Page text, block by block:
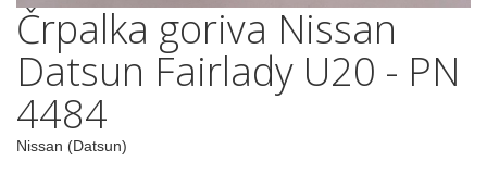
Črpalka goriva Nissan
Datsun Fairlady U20 - PN
4484
Nissan (Datsun)